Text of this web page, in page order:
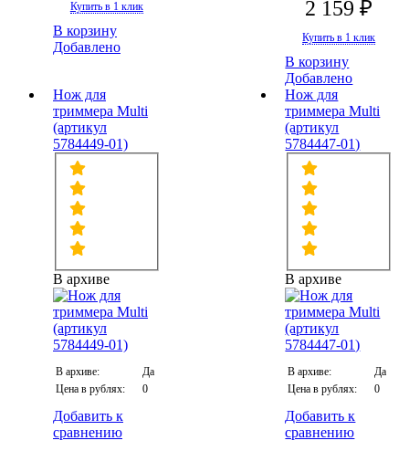
Купить в 1 клик
В корзину
Добавлено
2 159 ₽
Купить в 1 клик
В корзину
Добавлено
Нож для
триммера Multi
(артикул
5784449-01)
В архиве
В архиве:
Да
Цена в рублях:
0
Добавить к
сравнению
Нож для
триммера Multi
(артикул
5784447-01)
В архиве
В архиве:
Да
Цена в рублях:
0
Добавить к
сравнению